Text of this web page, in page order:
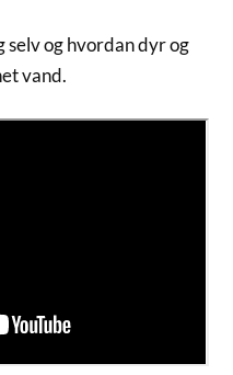
og hvordan dyr og
vand.